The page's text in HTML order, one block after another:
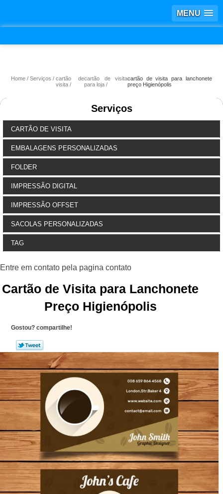
MENU
Home Serviços
cartão de
visita
cartão de visita
para loja
cartão de visita para lanchonete
preço Higienópolis
Serviços
CARTÃO DE VISITA
EMBALAGENS PERSONALIZADAS
FOLDER
IMPRESSÃO DIGITAL
IMPRESSÃO OFFSET
SACOLAS PERSONALIZADAS
TAG
Cartão de Visita para Lanchonete
Preço Higienópolis
Gostou? compartilhe!